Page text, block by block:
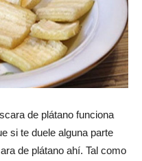
de plátano funciona
si te duele alguna parte
de plátano ahí. Tal como